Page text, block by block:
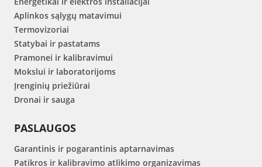
Aplinkos sąlygų matavimui
Termovizoriai
Statybai ir pastatams
Pramonei ir kalibravimui
Mokslui ir laboratorijoms
Įrenginių priežiūrai
Dronai ir sauga
PASLAUGOS
Garantinis ir pogarantinis aptarnavimas
Patikros ir kalibravimo atlikimo organizavimas